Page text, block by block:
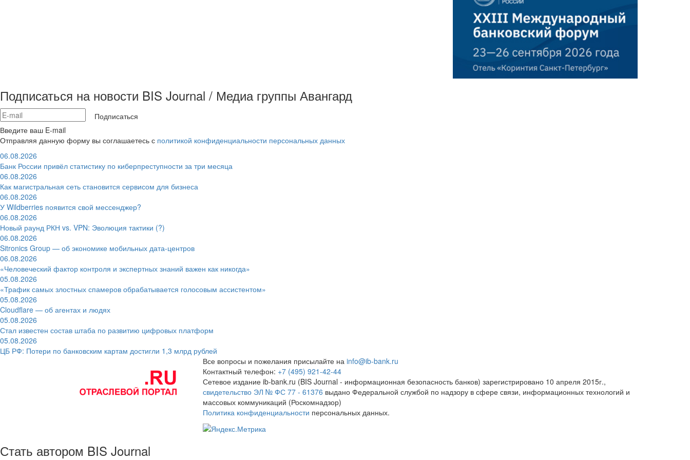
Подписаться на новости BIS Journal / Медиа группы Авангард
Подписаться
Введите ваш E-mail
Отправляя данную форму вы соглашаетесь с политикой конфиденциальности персональных данных
06.08.2026
Банк России привёл статистику по киберпреступности за три месяца
06.08.2026
Как магистральная сеть становится сервисом для бизнеса
06.08.2026
У Wildberries появится свой мессенджер?
06.08.2026
Новый раунд РКН vs. VPN: Эволюция тактики (?)
06.08.2026
Sitronics Group — об экономике мобильных дата-центров
06.08.2026
«Человеческий фактор контроля и экспертных знаний важен как никогда»
05.08.2026
«Трафик самых злостных спамеров обрабатывается голосовым ассистентом»
05.08.2026
Cloudflare — об агентах и людях
05.08.2026
Стал известен состав штаба по развитию цифровых платформ
05.08.2026
ЦБ РФ: Потери по банковским картам достигли 1,3 млрд рублей
Все вопросы и пожелания присылайте на info@ib-bank.ru
Контактный телефон: +7 (495) 921-42-44
Сетевое издание ib-bank.ru (BIS Journal - информационная безопасность банков) зарегистрировано 10 апреля 2015г.,
свидетельство ЭЛ № ФС 77 - 61376 выдано Федеральной службой по надзору в сфере связи, информационных технологий и
массовых коммуникаций (Роскомнадзор)
Политика конфиденциальности персональных данных.
Стать автором BIS Journal